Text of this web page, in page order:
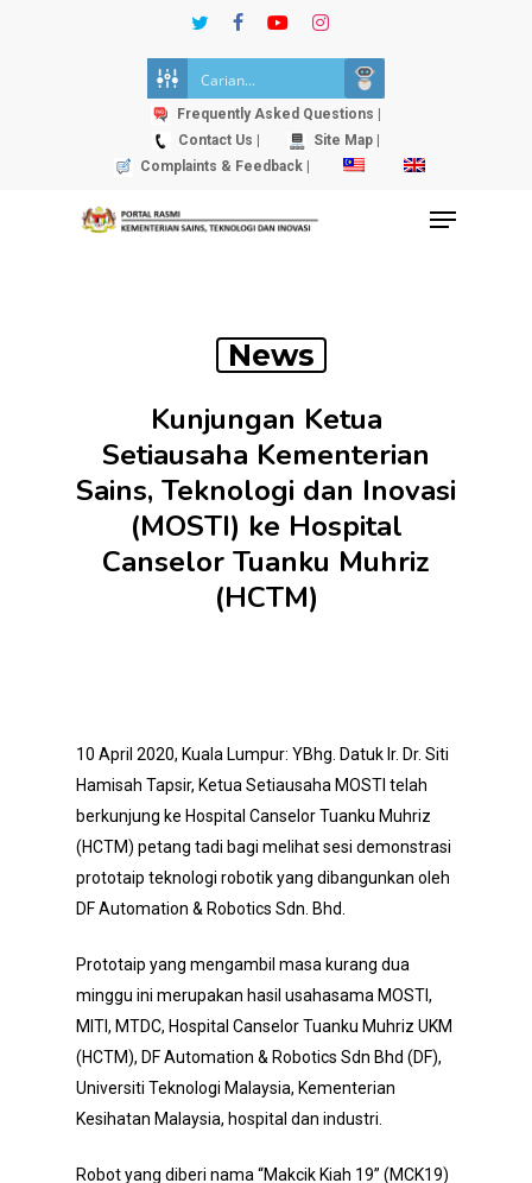
twitterfacebookyoutubeinstagram
Frequently Asked Questions |
Contact Us |
Site Map |
Complaints & Feedback |
Menu
News
Kunjungan Ketua
Setiausaha Kementerian
Sains, Teknologi dan Inovasi
(MOSTI) ke Hospital
Canselor Tuanku Muhriz
(HCTM)
10 April 2020, Kuala Lumpur: YBhg. Datuk Ir. Dr. Siti
Hamisah Tapsir, Ketua Setiausaha MOSTI telah
berkunjung ke Hospital Canselor Tuanku Muhriz
(HCTM) petang tadi bagi melihat sesi demonstrasi
prototaip teknologi robotik yang dibangunkan oleh
DF Automation & Robotics Sdn. Bhd.
Prototaip yang mengambil masa kurang dua
minggu ini merupakan hasil usahasama MOSTI,
MITI, MTDC, Hospital Canselor Tuanku Muhriz UKM
(HCTM), DF Automation & Robotics Sdn Bhd (DF),
Universiti Teknologi Malaysia, Kementerian
Kesihatan Malaysia, hospital dan industri.
Robot yang diberi nama “Makcik Kiah 19” (MCK19)